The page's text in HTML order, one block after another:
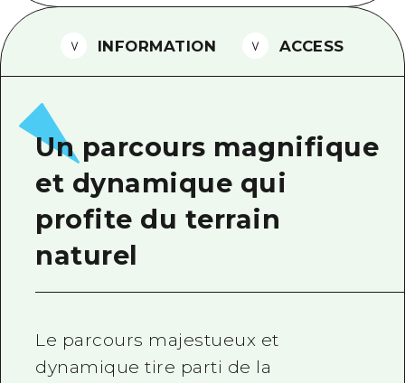
Téléchargement de Photos
Informations sur le transport en
Brochure touristique
INFORMATION ACCESS
Un parcours magnifique
et dynamique qui
profite du terrain
naturel
Le parcours majestueux et
dynamique tire parti de la